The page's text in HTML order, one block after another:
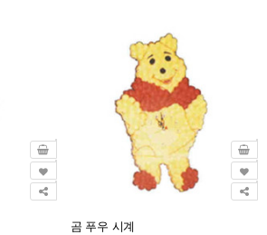
곰 푸우 시계